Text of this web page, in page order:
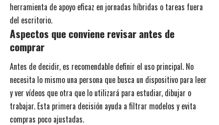
herramienta de apoyo eficaz en jornadas híbridas o tareas fuera
del escritorio.
Aspectos que conviene revisar antes de
comprar
Antes de decidir, es recomendable definir el uso principal. No
necesita lo mismo una persona que busca un dispositivo para leer
y ver vídeos que otra que lo utilizará para estudiar, dibujar o
trabajar. Esta primera decisión ayuda a filtrar modelos y evita
compras poco ajustadas.